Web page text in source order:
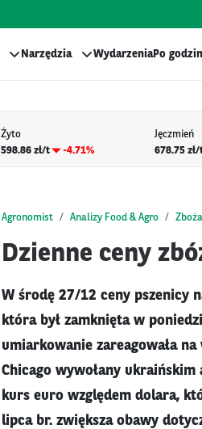
Narzędzia WydarzeniaPo
Żyto
598.86 zł/t
-4.71%
Jęczmień
678.75 zł/
Agronomist Analizy Food & Agro
Dzienne ceny
W środę 27/12 ceny pszenicy
która był zamknięta w
umiarkowanie zareagowała
Chicago wywołany
kurs euro względem dolara,
lipca br. zwiększa obawy